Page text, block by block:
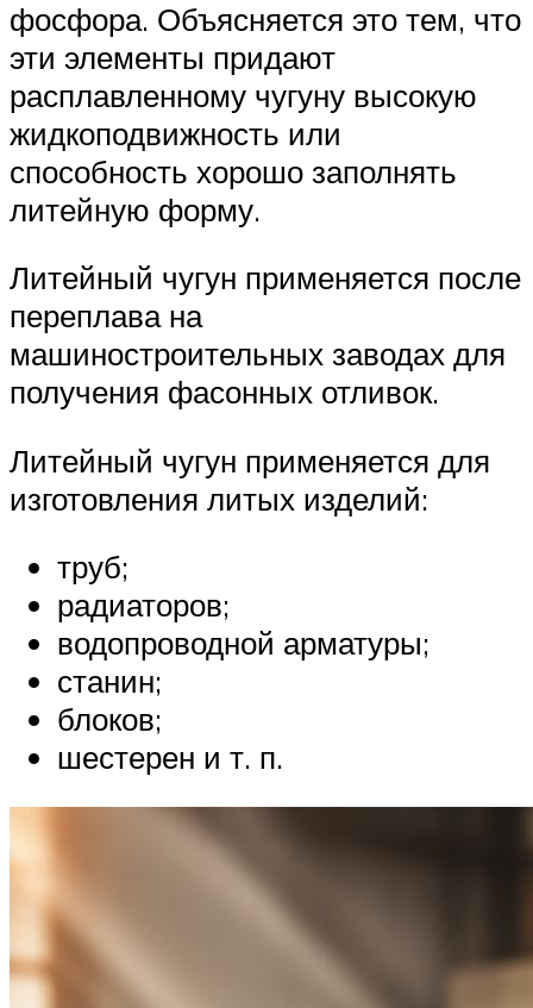
фосфора. Объясняется это тем, что
эти элементы придают
расплавленному чугуну высокую
жидкоподвижность или
способность хорошо заполнять
литейную форму.
Литейный чугун применяется после
переплава на
машиностроительных заводах для
получения фасонных отливок.
Литейный чугун применяется для
изготовления литых изделий:
труб;
радиаторов;
водопроводной арматуры;
станин;
блоков;
шестерен и т. п.